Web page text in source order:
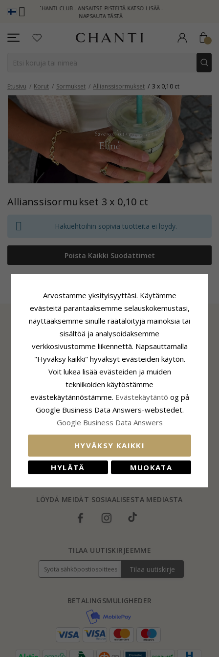
CHANTI CLUB - ANSAITSE PISTEITÄ KATSO LISÄÄ -
NAPSAUTA TÄSTÄ
Etusivu Korut Sormukset Allianssisormukset 3 x 0,10 ct
Allianssisormukset 3 x 0,10 ct
Hakuehtoihin sopivia tuotteita ei löydy.
Poista Kaikki Suodattimet
TIEDOT
Tietoa CHANTISTA
CHANTI Club
Yhteystiedot
Sivuston eväste- ja yksityisyyskäytäntö
Suostumusasetukset
ASIAKASPALVELU
Sormuskoot
Blog
FAQs
LÖYDÄ MEIDÄT SOSIAALISESTA MEDIASTA
BETALINGSMULIGHEDER
TILAA UUTISKIRJEEMME
Tilaa uutiskirje
Arvostamme yksityisyyttäsi. Käytämme
evästeitä parantaaksemme selauskokemustasi,
näyttääksemme sinulle räätälöityjä mainoksia tai
sisältöä ja analysoidaksemme
verkkosivustomme liikennettä. Napsauttamalla
"Hyväksy kaikki" hyväksyt evästeiden käytön.
Voit lukea lisää evästeiden ja muiden
tekniikoiden käytöstämme
evästekäytännöstämme. Evästekäytäntö og på
Google Business Data Answers-webstedet.
Google Business Data Answers
HYVÄKSY KAIKKI
HYLÄTÄ MUOKATA